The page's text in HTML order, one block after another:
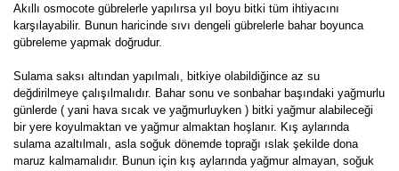
Akıllı osmocote gübrelerle yapılırsa yıl boyu bitki tüm ihtiyacını
karşılayabilir. Bunun haricinde sıvı dengeli gübrelerle bahar boyunca
gübreleme yapmak doğrudur.
Sulama saksı altından yapılmalı, bitkiye olabildiğince az su
değdirilmeye çalışılmalıdır. Bahar sonu ve sonbahar başındaki yağmurlu
günlerde ( yani hava sıcak ve yağmurluyken ) bitki yağmur alabileceği
bir yere koyulmaktan ve yağmur almaktan hoşlanır. Kış aylarında
sulama azaltılmalı, asla soğuk dönemde toprağı ıslak şekilde dona
maruz kalmamalıdır. Bunun için kış aylarında yağmur almayan, soğuk